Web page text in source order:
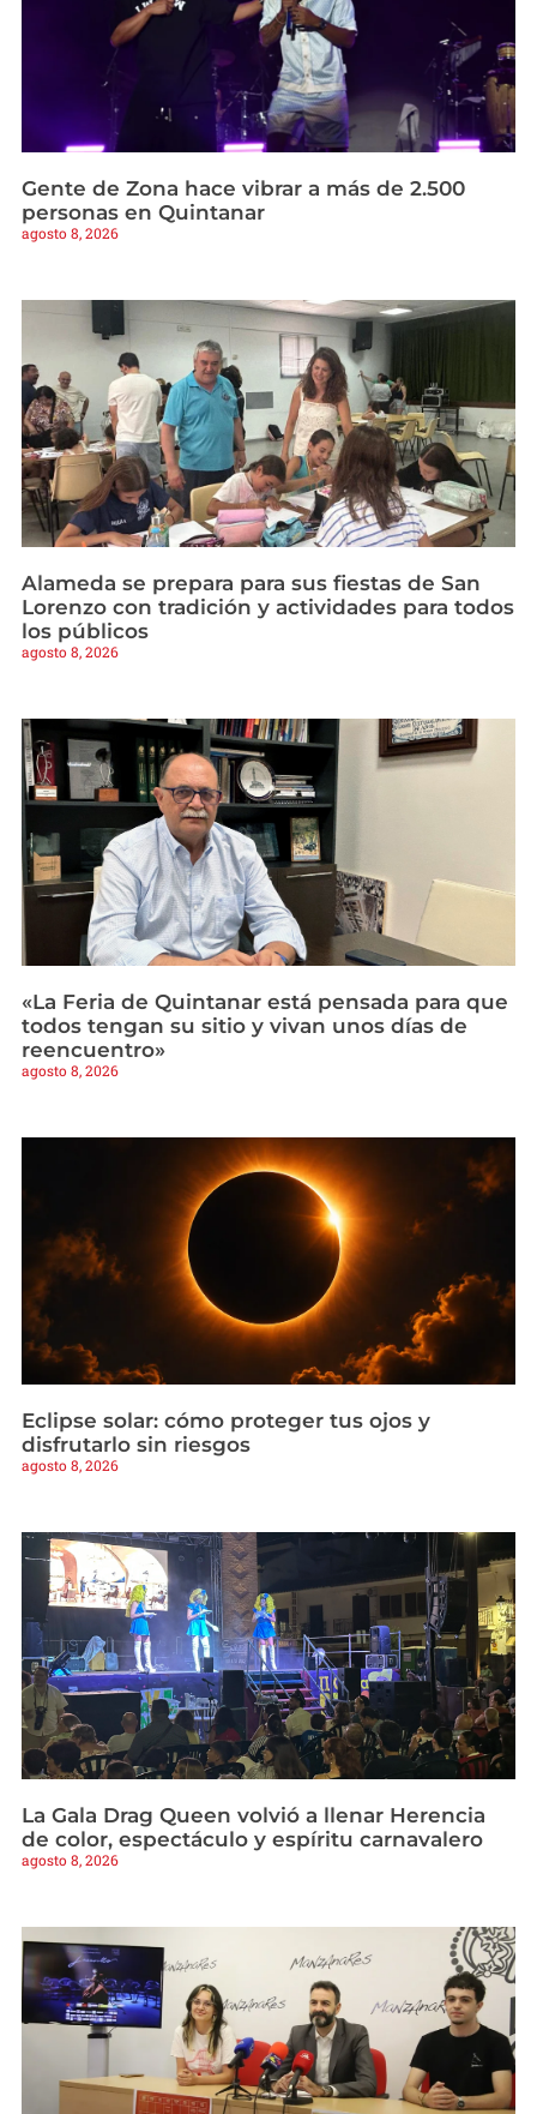
Gente de Zona hace vibrar a más de 2.500
personas en Quintanar
agosto 8, 2026
Alameda se prepara para sus fiestas de San
Lorenzo con tradición y actividades para todos
los públicos
agosto 8, 2026
«La Feria de Quintanar está pensada para que
todos tengan su sitio y vivan unos días de
reencuentro»
agosto 8, 2026
Eclipse solar: cómo proteger tus ojos y
disfrutarlo sin riesgos
agosto 8, 2026
La Gala Drag Queen volvió a llenar Herencia
de color, espectáculo y espíritu carnavalero
agosto 8, 2026